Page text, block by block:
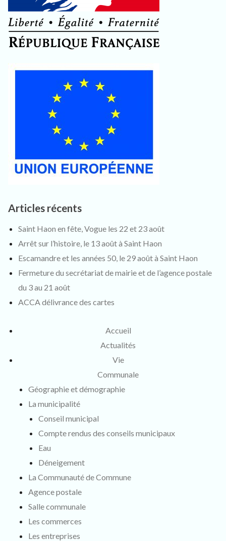
Articles récents
Saint Haon en fête, Vogue les 22 et 23 août
Arrêt sur l’histoire, le 13 août à Saint Haon
Escamandre et les années 50, le 29 août à Saint Haon
Fermeture du secrétariat de mairie et de l’agence postale
du 3 au 21 août
ACCA délivrance des cartes
Accueil
Actualités
Vie
Communale
Géographie et démographie
La municipalité
Conseil municipal
Compte rendus des conseils municipaux
Eau
Déneigement
La Communauté de Commune
Agence postale
Salle communale
Les commerces
Les entreprises